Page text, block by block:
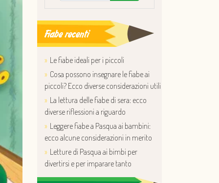
Fiabe recenti
Le fiabe ideali per i piccoli
Cosa possono insegnare le fiabe ai
piccoli? Ecco diverse considerazioni utili
La lettura delle fiabe di sera: ecco
diverse riflessioni a riguardo
Leggere fiabe a Pasqua ai bambini:
ecco alcune considerazioni in merito
Letture di Pasqua ai bimbi per
divertirsi e per imparare tanto